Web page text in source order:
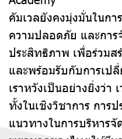
คัมเวลยังคงมุ่งมั่นในก
ความปลอดภัย และการ
ประสิทธิภาพ เพื่อร่วม
และพร้อมรับกับการเป
เราหวังเป็นอย่างยิ่งว่า
ทั้งในเชิงวิชาการ การ
แนวทางในการบริหาร